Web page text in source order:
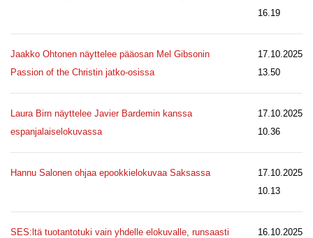
16.19
Jaakko Ohtonen näyttelee pääosan Mel Gibsonin
Passion of the Christin jatko-osissa
17.10.2025
13.50
Laura Birn näyttelee Javier Bardemin kanssa
espanjalaiselokuvassa
17.10.2025
10.36
Hannu Salonen ohjaa epookkielokuvaa Saksassa
17.10.2025
10.13
SES:ltä tuotantotuki vain yhdelle elokuvalle, runsaasti
16.10.2025